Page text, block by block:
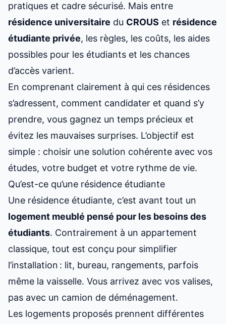
pratiques et cadre sécurisé. Mais entre
résidence universitaire du CROUS et résidence
étudiante privée, les règles, les coûts, les aides
possibles pour les étudiants et les chances
d’accès varient.
En comprenant clairement à qui ces résidences
s’adressent, comment candidater et quand s’y
prendre, vous gagnez un temps précieux et
évitez les mauvaises surprises. L’objectif est
simple : choisir une solution cohérente avec vos
études, votre budget et votre rythme de vie.
Qu’est-ce qu’une résidence étudiante
Une résidence étudiante, c’est avant tout un
logement meublé pensé pour les besoins des
étudiants. Contrairement à un appartement
classique, tout est conçu pour simplifier
l’installation : lit, bureau, rangements, parfois
même la vaisselle. Vous arrivez avec vos valises,
pas avec un camion de déménagement.
Les logements proposés prennent différentes